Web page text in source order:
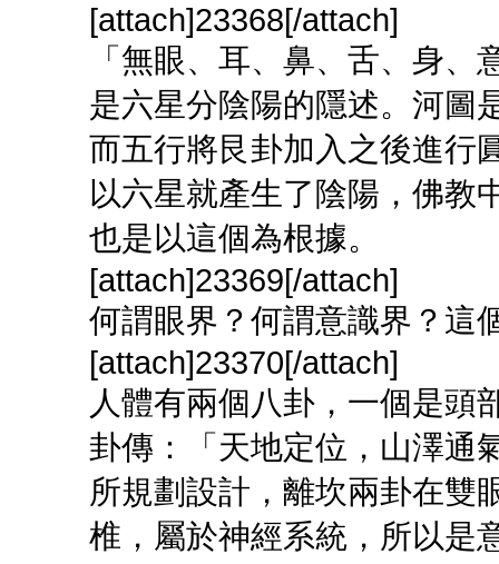
[attach]23368[/attach]
「無眼、耳、鼻、舌、身
是六星分陰陽的隱述。河圖
而五行將艮卦加入之後進行
以六星就產生了陰陽，佛教
也是以這個為根據。
[attach]23369[/attach]
何謂眼界？何謂意識界？這
[attach]23370[/attach]
人體有兩個八卦，一個是頭
卦傳：「天地定位，山澤通
所規劃設計，離坎兩卦在雙
椎，屬於神經系統，所以是